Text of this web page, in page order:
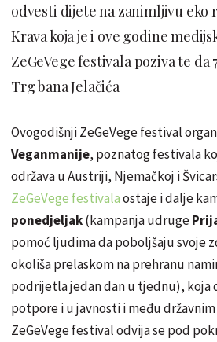
odvesti dijete na zanimljivu eko
Krava koja je i ove godine
ZeGeVege festivala poziva te da
Trg bana Jelačića
Ovogodišnji ZeGeVege festival
Veganmanije, poznatog festivala
održava u Austriji, Njemačkoj i
ZeGeVege festivalaostaje i dalje
ponedjeljak(kampanja udruge
pomoć ljudima da poboljšaju svoje
okoliša prelaskom na prehranu
podrijetla jedan dan u tjednu), koja
potpore i u javnosti i među
ZeGeVege festival odvija se pod